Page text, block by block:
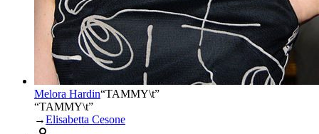
Melora Hardin“TAMMY\t”
“TAMMY\t”
→Elisabetta Cesone